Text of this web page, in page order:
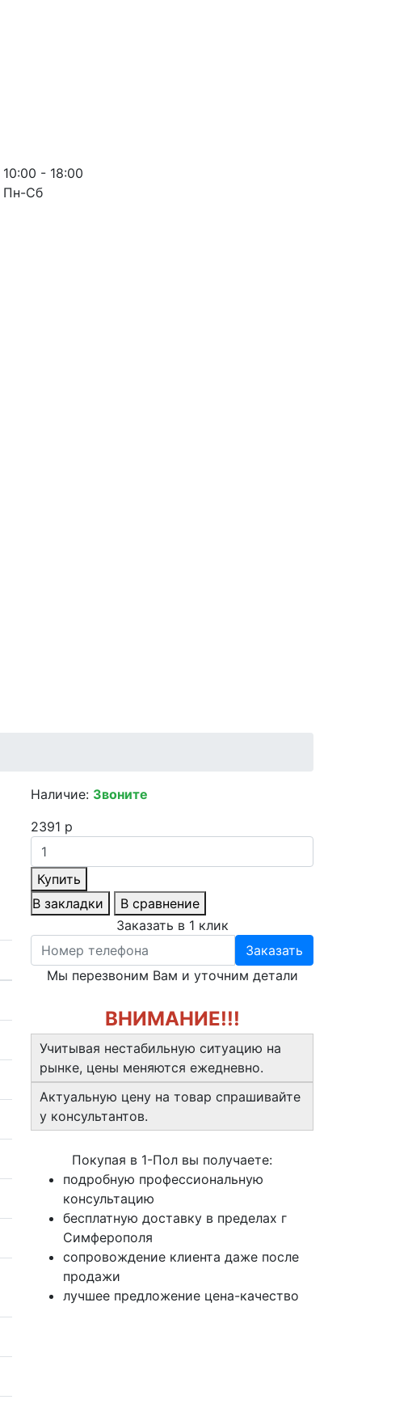
10:00 - 18:00
Пн-Сб
Наличие: Звоните
2391 р
Купить
В закладки
В сравнение
Заказать в 1 клик
Заказать
Мы перезвоним Вам и уточним детали
ВНИМАНИЕ!!!
Учитывая нестабильную ситуацию на
рынке, цены меняются ежедневно.
Актуальную цену на товар спрашивайте
у консультантов.
Покупая в 1-Пол вы получаете:
подробную профессиональную
консультацию
бесплатную доставку в пределах г
Симферополя
сопровождение клиента даже после
продажи
лучшее предложение цена-качество